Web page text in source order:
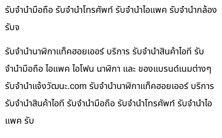
รับจำนำมือถือ รับจำนำโทรศัพท์ รับจำนำไอแพค รับจำนำกล้อง
รับจ
รับจำนำนาฬิกาแท็คฮอยเออร์ บริการ รับจำนำสินค้าไอที รับ
จำนำมือถือ ไอแพค ไอโฟน นาฬิกา และ ของแบรนด์เนมต่างๆ
รับจํานําแจ้งวัฒนะ.com รับจำนำนาฬิกาแท็คฮอยเออร์ บริการ
รับจำนำสินค้าไอที รับจำนำมือถือ รับจำนำโทรศัพท์ รับจำนำไอ
แพค รับ